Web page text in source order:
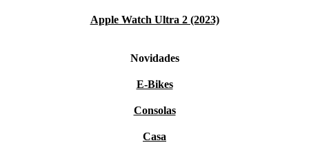
Apple Watch Ultra 2 (2023)
Novidades
E-Bikes
Consolas
Casa